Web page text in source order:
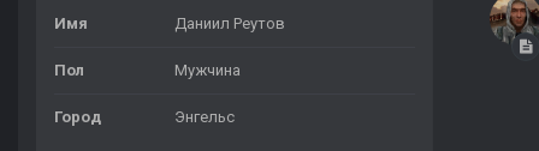
Имя Даниил Реутов
Пол Мужчина
Город Энгельс